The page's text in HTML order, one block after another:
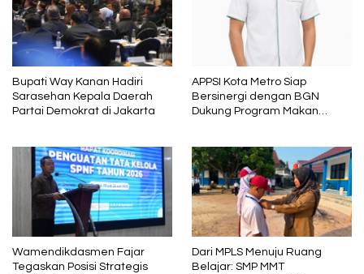
Bupati Way Kanan Hadiri
Sarasehan Kepala Daerah
Partai Demokrat di Jakarta
APPSI Kota Metro Siap
Bersinergi dengan BGN
Dukung Program Makan
Wamendikdasmen Fajar
Tegaskan Posisi Strategis
Dari MPLS Menuju Ruang
Belajar: SMP MMT